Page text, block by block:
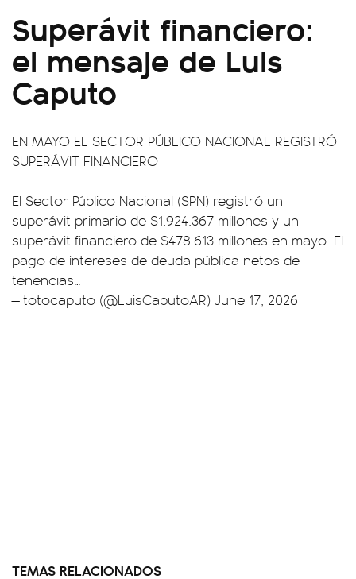
Superávit financiero:
el mensaje de Luis
Caputo
EN MAYO EL SECTOR PÚBLICO NACIONAL REGISTRÓ
SUPERÁVIT FINANCIERO
El Sector Público Nacional (SPN) registró un
superávit primario de $1.924.367 millones y un
superávit financiero de $478.613 millones en mayo. El
pago de intereses de deuda pública netos de
tenencias…
— totocaputo (@LuisCaputoAR) June 17, 2026
TEMAS RELACIONADOS